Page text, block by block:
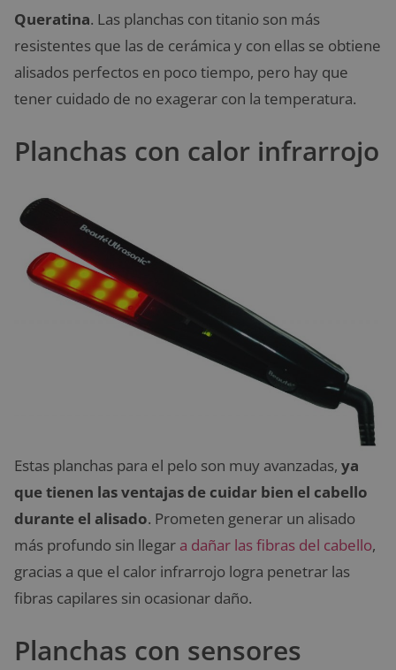
Queratina. Las planchas con titanio son más
resistentes que las de cerámica y con ellas se obtiene
alisados perfectos en poco tiempo, pero hay que
tener cuidado de no exagerar con la temperatura.
Planchas con calor infrarrojo
Estas planchas para el pelo son muy avanzadas, ya
que tienen las ventajas de cuidar bien el cabello
durante el alisado. Prometen generar un alisado
más profundo sin llegar a dañar las fibras del cabello,
gracias a que el calor infrarrojo logra penetrar las
fibras capilares sin ocasionar daño.
Planchas con sensores